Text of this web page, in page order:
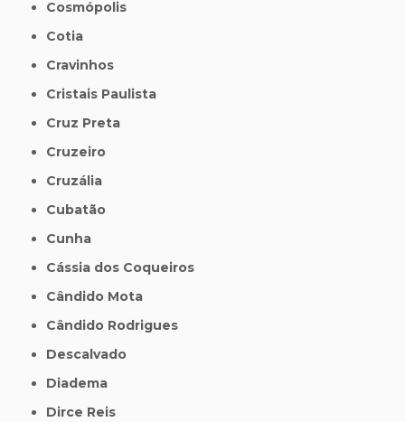
Cosmópolis
Cotia
Cravinhos
Cristais Paulista
Cruz Preta
Cruzeiro
Cruzália
Cubatão
Cunha
Cássia dos Coqueiros
Cândido Mota
Cândido Rodrigues
Descalvado
Diadema
Dirce Reis